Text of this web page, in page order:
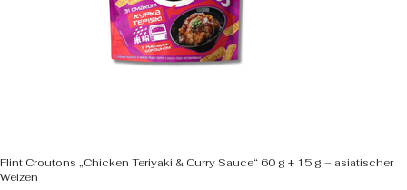
Flint Croutons „Chicken Teriyaki & Curry Sauce“ 60 g + 15 g – asiatischer
Weizen